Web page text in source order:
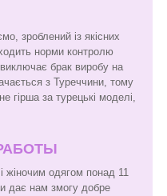
зроблений із якісних
норми контролю
виключає брак виробу на
з Туреччини, тому
гірша за турецькі моделі,
жіночим одягом понад 11
дає нам змогу добре